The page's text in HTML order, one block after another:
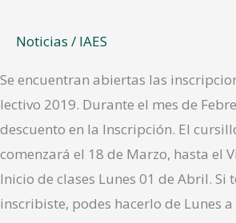
Noticias / IAES
Se encuentran abiertas las
lectivo 2019. Durante el mes de
descuento en la Inscripción. El
comenzará el 18 de Marzo, hasta el
Inicio de clases Lunes 01 de Abril. Si
inscribiste, podes hacerlo de Lunes a